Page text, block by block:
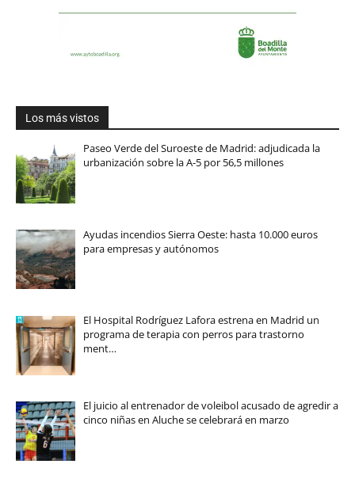
Los más vistos
Paseo Verde del Suroeste de Madrid: adjudicada la
urbanización sobre la A-5 por 56,5 millones
Ayudas incendios Sierra Oeste: hasta 10.000 euros
para empresas y autónomos
El Hospital Rodríguez Lafora estrena en Madrid un
programa de terapia con perros para trastorno
ment…
El juicio al entrenador de voleibol acusado de agredir a
cinco niñas en Aluche se celebrará en marzo